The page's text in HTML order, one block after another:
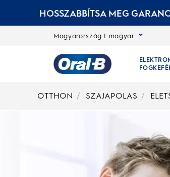
HOSSZABBÍTSA MEG
Magyarország | magyar
OTTHON SZAJAPOLAS